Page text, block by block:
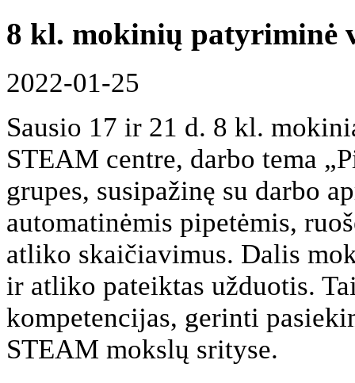
8 kl. mokinių patyriminė
2022-01-25
Sausio 17 ir 21 d. 8 kl.
STEAM centre, darbo tema
grupes, susipažinę su darbo
automatinėmis pipetėmis,
atliko skaičiavimus. Dalis
ir atliko pateiktas užduotis.
kompetencijas, gerinti
STEAM mokslų srityse.